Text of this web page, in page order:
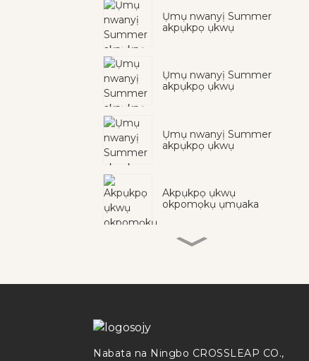
Ụmụ nwanyị Summer
akpụkpọ ụkwụ
Ụmụ nwanyị Summer
akpụkpọ ụkwụ
Ụmụ nwanyị Summer
akpụkpọ ụkwụ
Akpụkpọ ụkwụ
okpomọkụ ụmụaka
Nabata na Ningbo CROSSLEAP CO.,